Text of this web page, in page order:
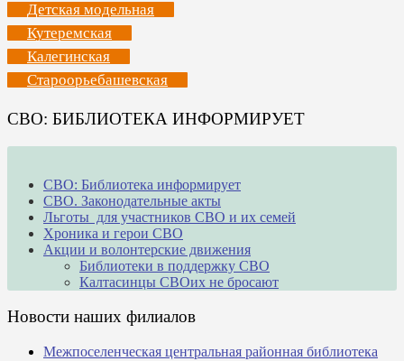
Детская модельная
Кутеремская
Калегинская
Староорьебашевская
СВО: БИБЛИОТЕКА ИНФОРМИРУЕТ
СВО: Библиотека информирует
СВО. Законодательные акты
Льготы для участников СВО и их семей
Хроника и герои СВО
Акции и волонтерские движения
Библиотеки в поддержку СВО
Калтасинцы СВОих не бросают
Новости наших филиалов
Межпоселенческая центральная районная библиотека